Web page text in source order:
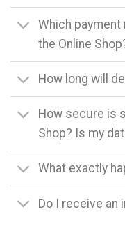
Which
the Online
How long will
How secure is
Shop? Is my
What exactly
Do I receive an